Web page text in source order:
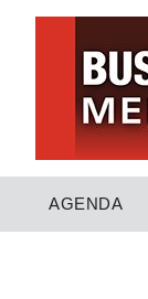
AGENDA